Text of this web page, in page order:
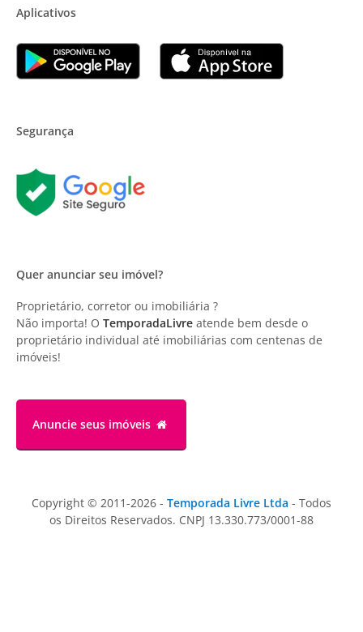
Aplicativos
Segurança
Quer anunciar seu imóvel?
Proprietário, corretor ou imobiliária ?
Não importa! O TemporadaLivre atende bem desde o
proprietário individual até imobiliárias com centenas de
imóveis!
Anuncie seus imóveis
Copyright © 2011-2026 - Temporada Livre Ltda - Todos
os Direitos Reservados. CNPJ 13.330.773/0001-88